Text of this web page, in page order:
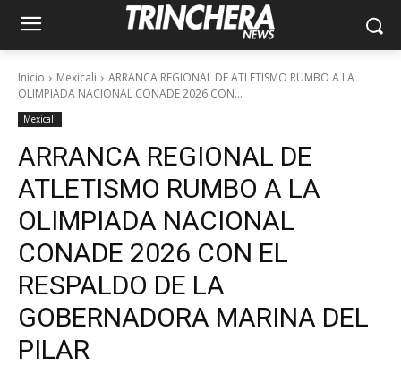
Inicio Mexicali
ARRANCA REGIONAL DE ATLETISMO RUMBO A LA
OLIMPIADA NACIONAL CONADE 2026 CON...
Mexicali
ARRANCA REGIONAL DE
ATLETISMO RUMBO A LA
OLIMPIADA NACIONAL
CONADE 2026 CON EL
RESPALDO DE LA
GOBERNADORA MARINA DEL
PILAR